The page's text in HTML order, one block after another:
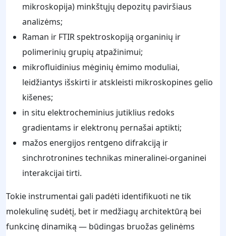
mikroskopija) minkštųjų depozitų paviršiaus
analizėms;
Raman ir FTIR spektroskopiją organinių ir
polimerinių grupių atpažinimui;
mikrofluidinius mėginių ėmimo moduliai,
leidžiantys išskirti ir atskleisti mikroskopines gelio
kišenes;
in situ elektrocheminius jutiklius redoks
gradientams ir elektronų pernašai aptikti;
mažos energijos rentgeno difrakciją ir
sinchrotronines technikas mineralinei-organinei
interakcijai tirti.
Tokie instrumentai gali padėti identifikuoti ne tik
molekulinę sudėtį, bet ir medžiagų architektūrą bei
funkcinę dinamiką — būdingas bruožas gelinėms